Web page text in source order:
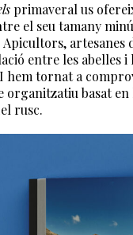
primaveral us
el seu tamany
entre les abelles
tornat a
organitzatiu basat
rusc.